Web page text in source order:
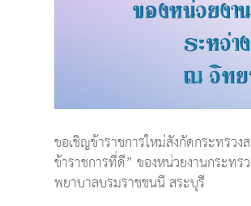
ขอเชิญข้าราชการใหม่สังกัดกระทรว
ข้าราชการที่ดี” ของหน่วยงานกระ
พยาบาลบรมราชชนนี สระบุรี